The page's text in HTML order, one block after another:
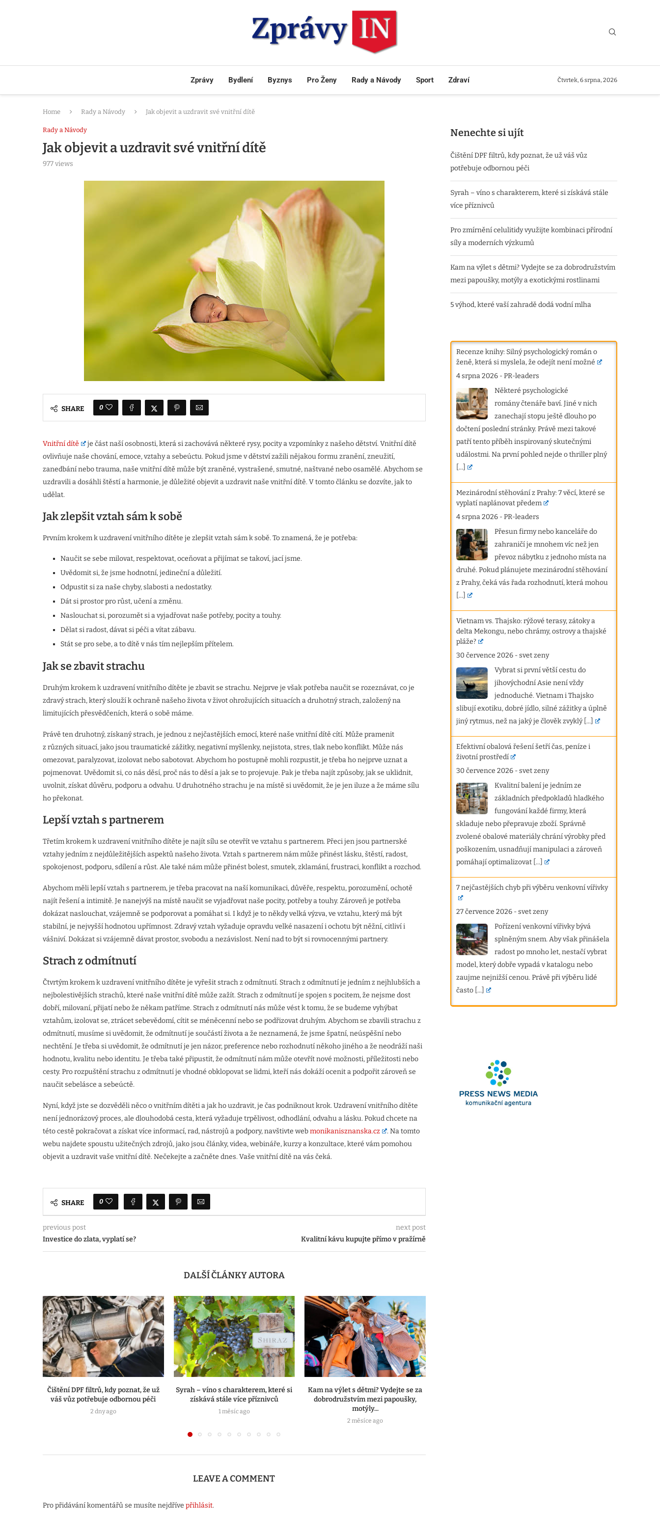
Zprávy Bydlení Byznys Pro Ženy Rady a Návody Sport Zdraví Čtvrtek, 6 srpna, 2026
Home Rady a Návody Jak objevit a uzdravit své vnitřní dítě
Rady a Návody
Jak objevit a uzdravit své vnitřní dítě
977views
SHARE 0
Vnitřní dítě
je část naší osobnosti, která si zachovává některé rysy, pocity a vzpomínky z našeho dětství. Vnitřní dítě
ovlivňuje naše chování, emoce, vztahy a sebeúctu. Pokud jsme v dětství zažili nějakou formu zranění, zneužití,
zanedbání nebo trauma, naše vnitřní dítě může být zraněné, vystrašené, smutné, naštvané nebo osamělé. Abychom se
uzdravili a dosáhli štěstí a harmonie, je důležité objevit a uzdravit naše vnitřní dítě. V tomto článku se dozvíte, jak to
udělat.
Jak zlepšit vztah sám k sobě
Prvním krokem k uzdravení vnitřního dítěte je zlepšit vztah sám k sobě. To znamená, že je potřeba:
Naučit se sebe milovat, respektovat, oceňovat a přijímat se takoví, jací jsme.
Uvědomit si, že jsme hodnotní, jedineční a důležití.
Odpustit si za naše chyby, slabosti a nedostatky.
Dát si prostor pro růst, učení a změnu.
Naslouchat si, porozumět si a vyjadřovat naše potřeby, pocity a touhy.
Dělat si radost, dávat si péči a vítat zábavu.
Stát se pro sebe, a to dítě v nás tím nejlepším přítelem.
Jak se zbavit strachu
Druhým krokem k uzdravení vnitřního dítěte je zbavit se strachu. Nejprve je však potřeba naučit se rozeznávat, co je
zdravý strach, který slouží k ochraně našeho života v život ohrožujících situacích a druhotný strach, založený na
limitujících přesvědčeních, která o sobě máme.
Právě ten druhotný, získaný strach, je jednou z nejčastějších emocí, které naše vnitřní dítě cítí. Může pramenit
z různých situací, jako jsou traumatické zážitky, negativní myšlenky, nejistota, stres, tlak nebo konflikt. Může nás
omezovat, paralyzovat, izolovat nebo sabotovat. Abychom ho postupně mohli rozpustit, je třeba ho nejprve uznat a
pojmenovat. Uvědomit si, co nás děsí, proč nás to děsí a jak se to projevuje. Pak je třeba najít způsoby, jak se uklidnit,
uvolnit, získat důvěru, podporu a odvahu. U druhotného strachu je na místě si uvědomit, že je jen iluze a že máme sílu
ho překonat.
Lepší vztah s partnerem
Třetím krokem k uzdravení vnitřního dítěte je najít sílu se otevřít ve vztahu s partnerem. Přeci jen jsou partnerské
vztahy jedním z nejdůležitějších aspektů našeho života. Vztah s partnerem nám může přinést lásku, štěstí, radost,
spokojenost, podporu, sdílení a růst. Ale také nám může přinést bolest, smutek, zklamání, frustraci, konflikt a rozchod.
Abychom měli lepší vztah s partnerem, je třeba pracovat na naší komunikaci, důvěře, respektu, porozumění, ochotě
najít řešení a intimitě. Je nanejvýš na místě naučit se vyjadřovat naše pocity, potřeby a touhy. Zároveň je potřeba
dokázat naslouchat, vzájemně se podporovat a pomáhat si. I když je to někdy velká výzva, ve vztahu, který má být
stabilní, je nejvyšší hodnotou upřímnost. Zdravý vztah vyžaduje opravdu velké nasazení i ochotu být něžní, citliví i
vášniví. Dokázat si vzájemně dávat prostor, svobodu a nezávislost. Není nad to být si rovnocennými partnery.
Strach z odmítnutí
Čtvrtým krokem k uzdravení vnitřního dítěte je vyřešit strach z odmítnutí. Strach z odmítnutí je jedním z nejhlubších a
nejbolestivějších strachů, které naše vnitřní dítě může zažít. Strach z odmítnutí je spojen s pocitem, že nejsme dost
dobří, milovaní, přijatí nebo že někam patříme. Strach z odmítnutí nás může vést k tomu, že se budeme vyhýbat
vztahům, izolovat se, ztrácet sebevědomí, cítit se méněcenní nebo se podřizovat druhým. Abychom se zbavili strachu z
odmítnutí, musíme si uvědomit, že odmítnutí je součástí života a že neznamená, že jsme špatní, neúspěšní nebo
nechtění. Je třeba si uvědomit, že odmítnutí je jen názor, preference nebo rozhodnutí někoho jiného a že neodráží naši
hodnotu, kvalitu nebo identitu. Je třeba také připustit, že odmítnutí nám může otevřít nové možnosti, příležitosti nebo
cesty. Pro rozpuštění strachu z odmítnutí je vhodné obklopovat se lidmi, kteří nás dokáží ocenit a podpořit zároveň se
naučit sebelásce a sebeúctě.
Nyní, když jste se dozvěděli něco o vnitřním dítěti a jak ho uzdravit, je čas podniknout krok. Uzdravení vnitřního dítěte
není jednorázový proces, ale dlouhodobá cesta, která vyžaduje trpělivost, odhodlání, odvahu a lásku. Pokud chcete na
této cestě pokračovat a získat více informací, rad, nástrojů a podpory, navštivte webmonikanisznanska.cz
. Na tomto
webu najdete spoustu užitečných zdrojů, jako jsou články, videa, webináře, kurzy a konzultace, které vám pomohou
objevit a uzdravit vaše vnitřní dítě. Nečekejte a začněte dnes. Vaše vnitřní dítě na vás čeká.
SHARE 0
previous post
Investice do zlata, vyplatí se?
next post
Kvalitní kávu kupujte přímo v pražírně
DALŠÍ ČLÁNKY AUTORA
Čištění DPF filtrů, kdy poznat, že už
váš vůz potřebuje odbornou péči
2 dny ago
Syrah – víno s charakterem, které si
získává stále více příznivců
1 měsíc ago
Kam na výlet s dětmi? Vydejte se za
dobrodružstvím mezi papoušky,
motýly...
2 měsíce ago
LEAVE A COMMENT
Pro přidávání komentářů se musíte nejdříve přihlásit.
Nenechte si ujít
Čištění DPF filtrů, kdy poznat, že už váš vůz
potřebuje odbornou péči
Syrah – víno s charakterem, které si získává stále
více příznivců
Pro zmírnění celulitidy využijte kombinaci přírodní
síly a moderních výzkumů
Kam na výlet s dětmi? Vydejte se za dobrodružstvím
mezi papoušky, motýly a exotickými rostlinami
5 výhod, které vaší zahradě dodá vodní mlha
Recenze knihy: Silný psychologický román o
ženě, která si myslela, že odejít není možné
4 srpna 2026 -PR-leaders
Některé psychologické
romány čtenáře baví. Jiné v nich
zanechají stopu ještě dlouho po
dočtení poslední stránky. Právě mezi takové
patří tento příběh inspirovaný skutečnými
událostmi. Na první pohled nejde o thriller plný
[...]
Mezinárodní stěhování z Prahy: 7 věcí, které se
vyplatí naplánovat předem
4 srpna 2026 -PR-leaders
Přesun firmy nebo kanceláře do
zahraničí je mnohem víc než jen
převoz nábytku z jednoho místa na
druhé. Pokud plánujete mezinárodní stěhování
z Prahy, čeká vás řada rozhodnutí, která mohou
[...]
Vietnam vs. Thajsko: rýžové terasy, zátoky a
delta Mekongu, nebo chrámy, ostrovy a thajské
pláže?
30 července 2026 -svet zeny
Vybrat si první větší cestu do
jihovýchodní Asie není vždy
jednoduché. Vietnam i Thajsko
slibují exotiku, dobré jídlo, silné zážitky a úplně
jiný rytmus, než na jaký je člověk zvyklý [...]
Efektivní obalová řešení šetří čas, peníze i
životní prostředí
30 července 2026 -svet zeny
Kvalitní balení je jedním ze
základních předpokladů hladkého
fungování každé firmy, která
skladuje nebo přepravuje zboží. Správně
zvolené obalové materiály chrání výrobky před
poškozením, usnadňují manipulaci a zároveň
pomáhají optimalizovat [...]
7 nejčastějších chyb při výběru venkovní vířivky
27 července 2026 -svet zeny
Pořízení venkovní vířivky bývá
splněným snem. Aby však přinášela
radost po mnoho let, nestačí vybrat
model, který dobře vypadá v katalogu nebo
zaujme nejnižší cenou. Právě při výběru lidé
často [...]